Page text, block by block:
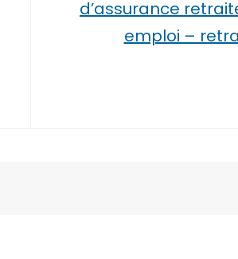
d’assurance
emploi –